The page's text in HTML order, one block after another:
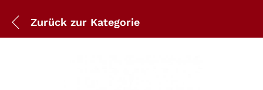
Zurück zur Kategorie